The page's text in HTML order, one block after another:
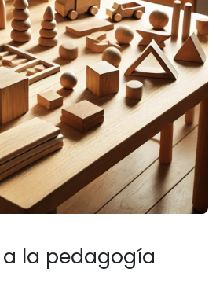
la pedagogía